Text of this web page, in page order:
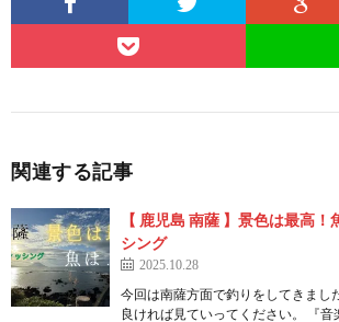
関連する記事
【 鹿児島 南薩 】景色は最高
シング
2025.10.28
今回は南薩方面で釣りをしてきまし
良ければ見ていってください。 『